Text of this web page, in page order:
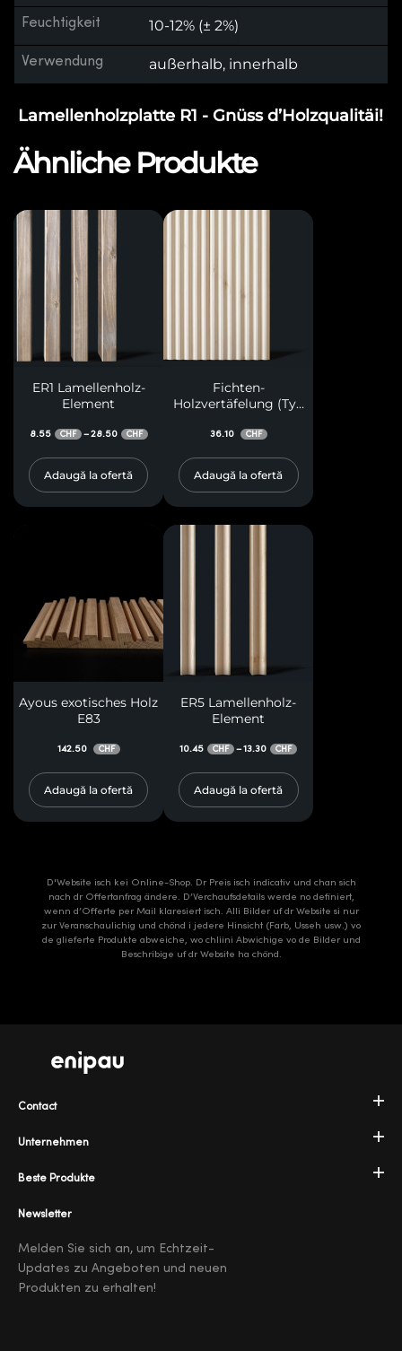
Feuchtigkeit 10-12% (± 2%)
Verwendung außerhalb, innerhalb
Lamellenholzplatte R1 - Gnüss d’Holzqualitäi!
Ähnliche Produkte
ER1 Lamellenholz-
Element
8.55 CHF –28.50 CHF
Adaugă la ofertă
Fichten-
Holzvertäfelung (Typ
36.10 CHF
Adaugă la ofertă
Ayous exotisches Holz
E83
142.50 CHF
Adaugă la ofertă
ER5 Lamellenholz-
Element
10.45 CHF –13.30 CHF
Adaugă la ofertă
D'Website isch kei Online-Shop. Dr Preis isch indicativ und chan sich
nach dr Offertanfrag ändere. D’Verchaufsdetails werde no definiert,
wenn d’Offerte per Mail klaresiert isch. Alli Bilder uf dr Website si nur
zur Veranschaulichig und chönd i jedere Hinsicht (Farb, Usseh usw.) vo
de glieferte Produkte abweiche, wo chliini Abwichige vo de Bilder und
Beschribige uf dr Website ha chönd.
Unternehmen
Beste Produkte
Contact
Newsletter
Melden Sie sich an, um Echtzeit-
Updates zu Angeboten und neuen
Produkten zu erhalten!